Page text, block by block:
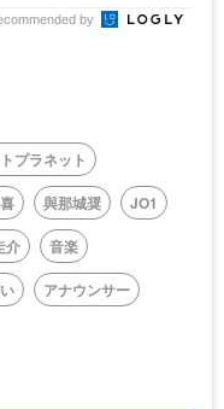
by
プラネット
與那城奨
JO1
介
音楽
アナウンサー